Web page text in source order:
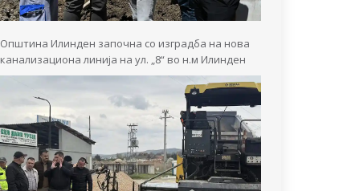
Општина Илинден започна со изградба на нова
канализациона линија на ул. „8“ во н.м Илинден